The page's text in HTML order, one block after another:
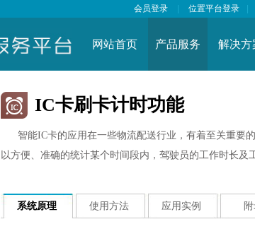
会员登录 位置平台登录
网站首页 产品服务 解决方
IC卡刷卡计时功能
智能IC卡的应用在一些物流配送行业，有着至关重要
以方便、准确的统计某个时间段内，驾驶员的工作时长及
系统原理 使用方法 应用实例